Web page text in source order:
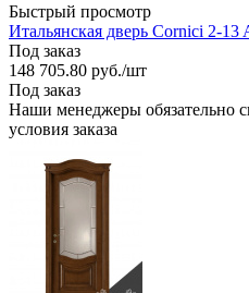
Быстрый просмотр
Итальянская дверь Cornici 2-13
Под заказ
148 705.80 руб./шт
Под заказ
Наши менеджеры обязательно
условия заказа